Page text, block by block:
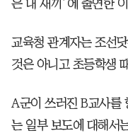
은 내 새끼’에 출연한
교육청 관계자는 조선
것은 아니고 초등학생
A군이 쓰러진 B교사를
는 일부 보도에 대해서